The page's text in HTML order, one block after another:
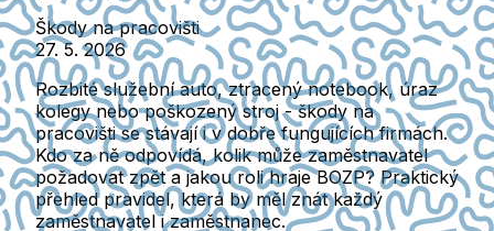
Škody na pracovišti
27. 5. 2026
Rozbité služební auto, ztracený notebook, úraz
kolegy nebo poškozený stroj - škody na
pracovišti se stávají i v dobře fungujících firmách.
Kdo za ně odpovídá, kolik může zaměstnavatel
požadovat zpět a jakou roli hraje BOZP? Praktický
přehled pravidel, která by měl znát každý
zaměstnavatel i zaměstnanec.